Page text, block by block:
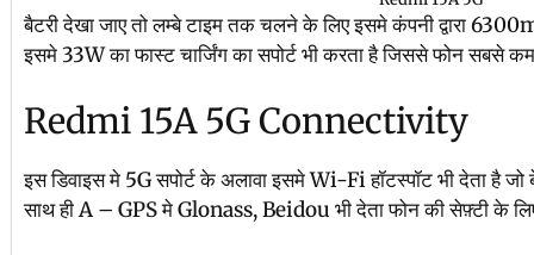
बैटरी देखा जाए तो लम्बे टाइम तक चलने के लिए इसमे कंपनी द्वारा
इसमे 33W का फास्ट चार्जिंग का सपोर्ट भी करता है जिससे फोन सबसे
Redmi 15A 5G Connectivity
इस डिवाइस मे 5G सपोर्ट के अलावा इसमे Wi-Fi हॉटस्पॉट भी देता है
साथ ही A – GPS मे Glonass, Beidou भी देता फोन की सेफ़्टी के